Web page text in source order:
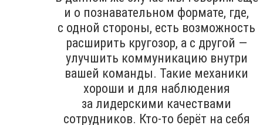
и о познавательном формате, где,
с одной стороны, есть возможность
расширить кругозор, а с другой —
улучшить коммуникацию внутри
вашей команды. Такие механики
хороши и для наблюдения
за лидерскими качествами
сотрудников. Кто-то берёт на себя